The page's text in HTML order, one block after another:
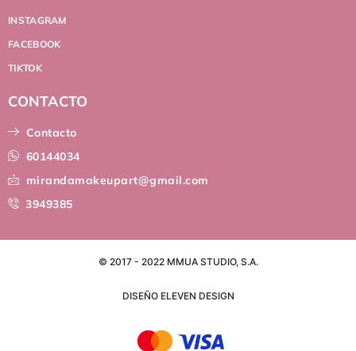
INSTAGRAM
FACEBOOK
TIKTOK
CONTACTO
Contacto
60144034
mirandamakeupart@gmail.com
3949385
© 2017 - 2022 MMUA STUDIO, S.A.
DISEÑO ELEVEN DESIGN